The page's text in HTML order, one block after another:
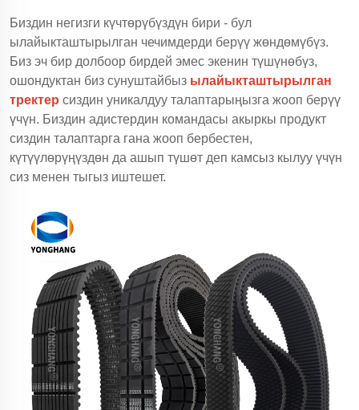
Биздин негизги күчтөрүбүздүн бири - бул
ылайыкташтырылган чечимдерди берүү жөндөмүбүз.
Биз эч бир долбоор бирдей эмес экенин түшүнөбүз,
ошондуктан биз сунуштайбыз ылайыкташтырылган
тректер сиздин уникалдуу талаптарыңызга жооп берүү
үчүн. Биздин адистердин командасы акыркы продукт
сиздин талаптарга гана жооп бербестен,
күтүүлөрүңүздөн да ашып түшөт деп камсыз кылуу үчүн
сиз менен тыгыз иштешет.